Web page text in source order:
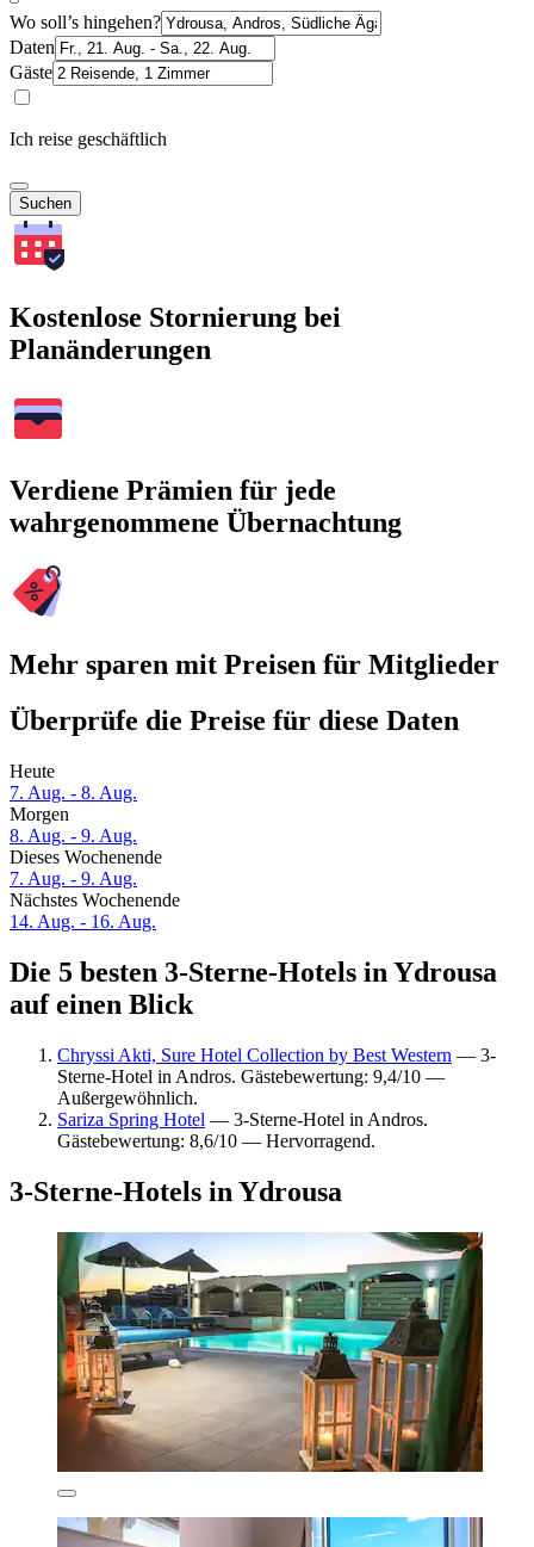
Wo soll’s hingehen?
Daten
Gäste
Ich reise geschäftlich
Suchen
Kostenlose Stornierung bei
Planänderungen
Verdiene Prämien für jede
wahrgenommene Übernachtung
Mehr sparen mit Preisen für Mitglieder
Überprüfe die Preise für diese Daten
Heute
7. Aug. - 8. Aug.
Morgen
8. Aug. - 9. Aug.
Dieses Wochenende
7. Aug. - 9. Aug.
Nächstes Wochenende
14. Aug. - 16. Aug.
Die 5 besten 3-Sterne-Hotels in Ydrousa
auf einen Blick
Chryssi Akti, Sure Hotel Collection by Best Western — 3-
Sterne-Hotel in Andros. Gästebewertung: 9,4/10 —
Außergewöhnlich.
Sariza Spring Hotel — 3-Sterne-Hotel in Andros.
Gästebewertung: 8,6/10 — Hervorragend.
3-Sterne-Hotels in Ydrousa